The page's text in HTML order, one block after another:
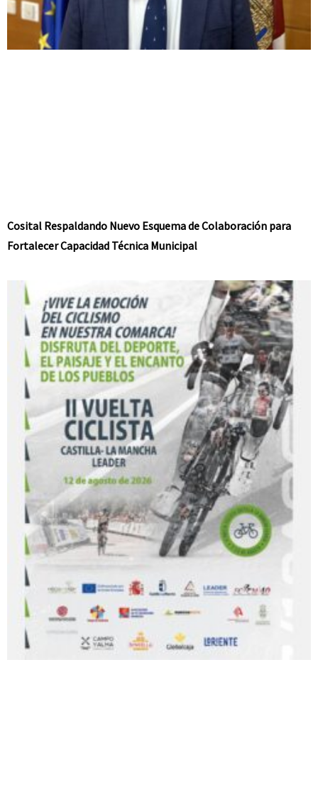
Cosital Respaldando Nuevo Esquema de Colaboración para
Fortalecer Capacidad Técnica Municipal